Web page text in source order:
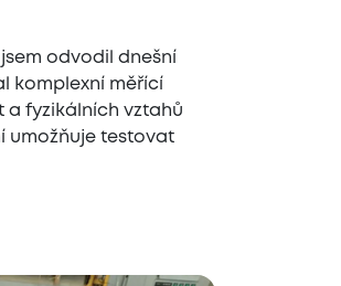
odvodil dnešní
komplexní měřící
a fyzikálních vztahů
umožňuje testovat